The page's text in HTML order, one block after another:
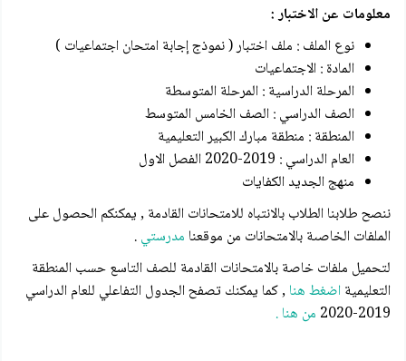
معلومات عن الاختبار :
نوع الملف : ملف اختبار ( نموذج إجابة امتحان اجتماعيات )
المادة : الاجتماعيات
المرحلة الدراسية : المرحلة المتوسطة
الصف الدراسي : الصف الخامس المتوسط
المنطقة : منطقة مبارك الكبير التعليمية
العام الدراسي : 2019-2020 الفصل الاول
منهج الجديد الكفايات
ننصح طلابنا الطلاب بالانتباه للامتحانات القادمة , يمكنكم الحصول على
الملفات الخاصىة بالامتحانات من موقعنا مدرستي.
لتحميل ملفات خاصة بالامتحانات القادمة للصف التاسع حسب المنطقة
التعليمية اضغط هنا, كما يمكنك تصفح الجدول التفاعلي للعام الدراسي
2019-2020
من هنا .